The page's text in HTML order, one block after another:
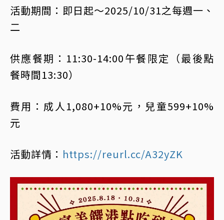
活動期間：即日起～2025/10/31之每週一、
二
供應餐期：11:30-14:00午餐限定（最後點
餐時間13:30）
費用：成人1,080+10%元，兒童599+10%
元
活動詳情： https://reurl.cc/A32yZK